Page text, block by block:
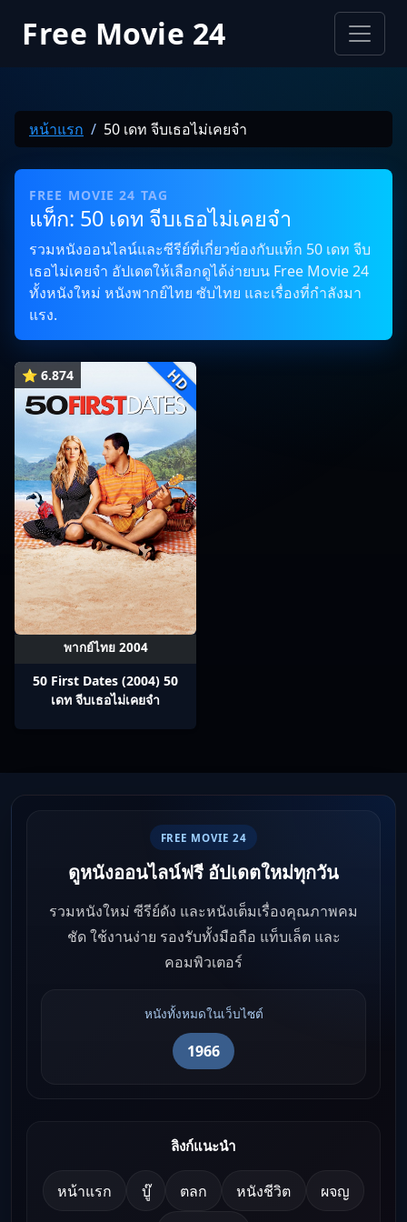
Free Movie 24
หน้าแรก 50 เดท จีบเธอไม่เคยจำ
FREE MOVIE 24 TAG
แท็ก: 50 เดท จีบเธอไม่เคยจำ
รวมหนังออนไลน์และซีรีย์ที่เกี่ยวข้องกับแท็ก 50 เดท จีบ
เธอไม่เคยจำ อัปเดตให้เลือกดูได้ง่ายบน Free Movie 24
ทั้งหนังใหม่ หนังพากย์ไทย ซับไทย และเรื่องที่กำลังมา
แรง.
⭐ 6.874 HD
พากย์ไทย 2004
50 First Dates (2004) 50
เดท จีบเธอไม่เคยจำ
FREE MOVIE 24
ดูหนังออนไลน์ฟรี อัปเดตใหม่ทุกวัน
รวมหนังใหม่ ซีรีย์ดัง และหนังเต็มเรื่องคุณภาพคม
ชัด ใช้งานง่าย รองรับทั้งมือถือ แท็บเล็ต และ
คอมพิวเตอร์
หนังทั้งหมดในเว็บไซต์
1966
ลิงก์แนะนำ
หน้าแรก บู๊ ตลก หนังชีวิต ผจญ